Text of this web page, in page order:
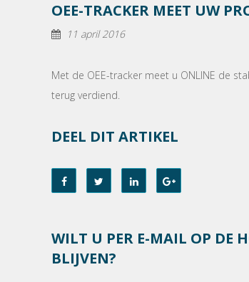
OEE-TRACKER MEET UW
11 april 2016
Met de OEE-tracker meet u ONLINE de
terug verdiend.
DEEL DIT ARTIKEL
WILT U PER E-MAIL OP DE
BLIJVEN?